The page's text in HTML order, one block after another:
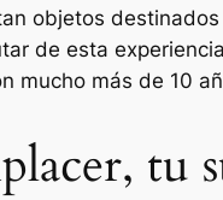
objetos
de esta
mucho más de 10
tu